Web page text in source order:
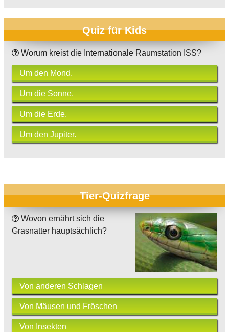
Quiz für Kids
Worum kreist die Internationale Raumstation ISS?
Um den Mond.
Um die Sonne.
Um die Erde.
Um den Jupiter.
Tier-Quizfrage
Wovon ernährt sich die
Grasnatter hauptsächlich?
Von anderen Schlagen
Von Mäusen und Fröschen
Von Insekten